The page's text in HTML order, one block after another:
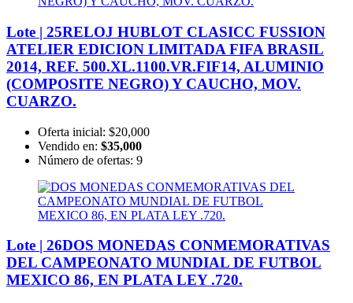
Lote | 25RELOJ HUBLOT CLASICC FUSSION
ATELIER EDICION LIMITADA FIFA BRASIL
2014, REF. 500.XL.1100.VR.FIF14, ALUMINIO
(COMPOSITE NEGRO) Y CAUCHO, MOV.
CUARZO.
Oferta inicial: $20,000
Vendido en: $35,000
Número de ofertas: 9
Lote | 26DOS MONEDAS CONMEMORATIVAS
DEL CAMPEONATO MUNDIAL DE FUTBOL
MEXICO 86, EN PLATA LEY .720.